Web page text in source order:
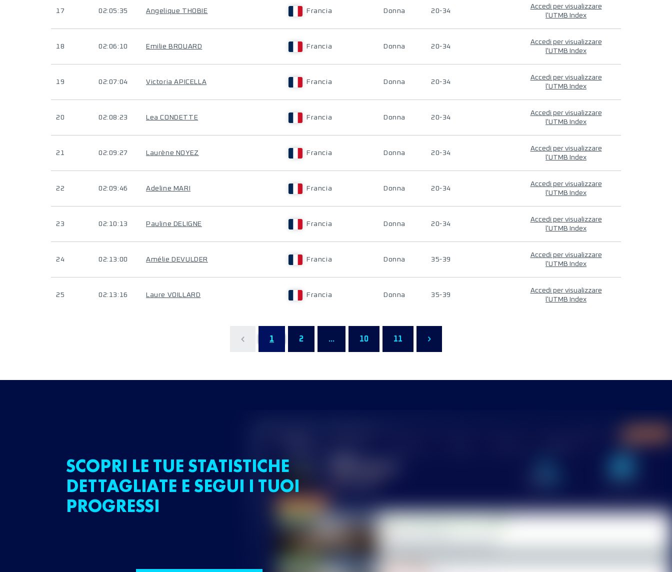
17 02:05:35 Angelique THOBIE Francia Donna 20-34
Accedi per visualizzare
l'UTMB Index
18 02:06:10 Emilie BROUARD Francia Donna 20-34
Accedi per visualizzare
l'UTMB Index
19 02:07:04 Victoria APICELLA Francia Donna 20-34
Accedi per visualizzare
l'UTMB Index
20 02:08:23 Lea CONDETTE Francia Donna 20-34
Accedi per visualizzare
l'UTMB Index
21 02:09:27 Laurène NOYEZ Francia Donna 20-34
Accedi per visualizzare
l'UTMB Index
22 02:09:46 Adeline MARI Francia Donna 20-34
Accedi per visualizzare
l'UTMB Index
23 02:10:13 Pauline DELIGNE Francia Donna 20-34
Accedi per visualizzare
l'UTMB Index
24 02:13:00 Amélie DEVULDER Francia Donna 35-39
Accedi per visualizzare
l'UTMB Index
25 02:13:16 Laure VOILLARD Francia Donna 35-39
Accedi per visualizzare
l'UTMB Index
1 2 ... 10 11
SCOPRI LE TUE STATISTICHE
DETTAGLIATE E SEGUI I TUOI
PROGRESSI